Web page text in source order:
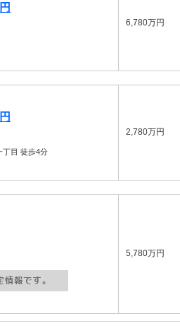
6,780万円
丁目 徒歩4分
2,780万円
5,780万円